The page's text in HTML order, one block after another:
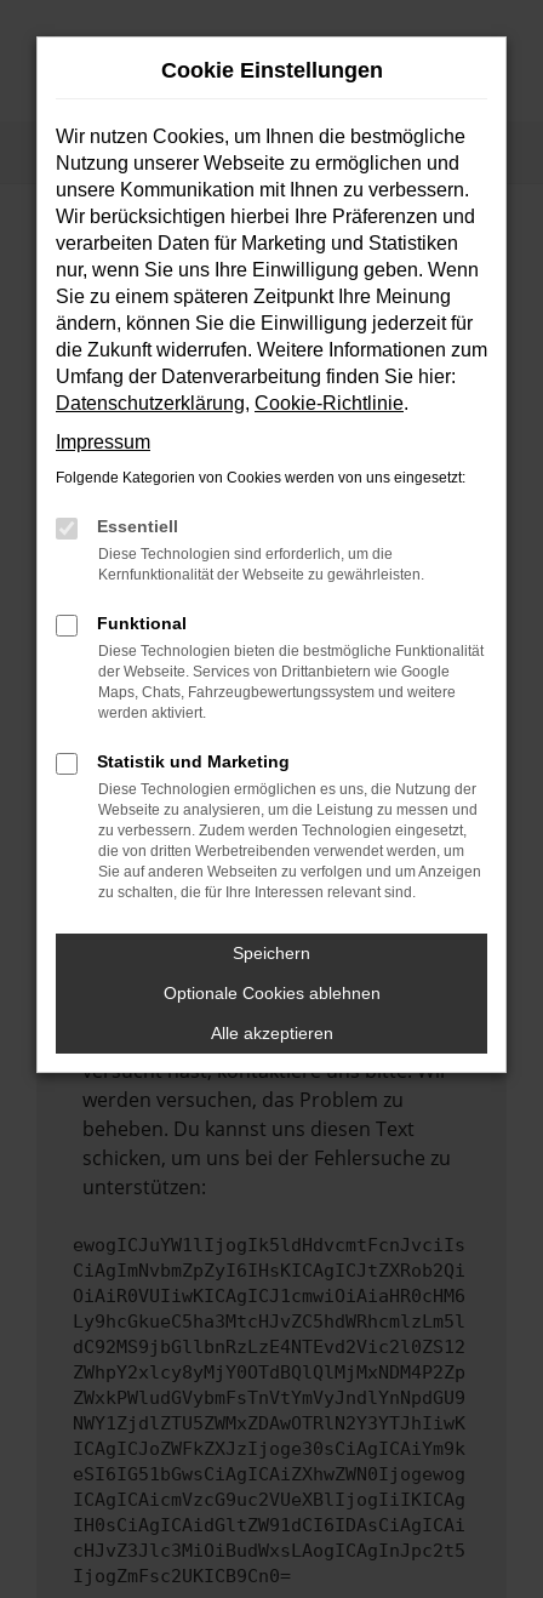
Zum
Startseite Fahrzeugsuche
FEHLER: NETWORK ERROR
Beim Laden ist ein Fehler aufgetreten.
Hier sind ein paar Tipps, die dir helfen können:
Überprüfe deine Firewall und deine
Internetverbindung.
Laden andere Webseiten, zum Beispiel
deine Suchmaschine?
Prüfe deine Browsererweiterungen.
Manche Erweiterungen, wie Werbeblocker,
können das Laden bestimmter Seiten
anderen Browser oder in einem privaten
Fenster?
Starte dein Gerät neu.
vorübergehende Probleme zu beheben.
Stelle sicher, dass dein Browser und dein
Betriebssystem auf dem neuesten Stand
sind.
Veraltete Software birgt nicht nur ein
führen, dass bestimmte Funktionen nicht
Wende dich an den Webseitenbetreiber.
Wenn du alle oben genannten Schritte
versucht hast, kontaktiere uns bitte. Wir
werden versuchen, das Problem zu
beheben. Du kannst uns diesen Text
schicken, um uns bei der Fehlersuche zu
unterstützen:
ewogICJuYW1lIjogIk5ldHdvcmtFcnJvciIs
CiAgImNvbmZpZyI6IHsKICAgICJtZXRob2Qi
OiAiR0VUIiwKICAgICJ1cmwiOiAiaHR0cHM6
Ly9hcGkueC5ha3MtcHJvZC5hdWRhcmlzLm5l
dC92MS9jbGllbnRzLzE4NTEvd2Vic2l0ZS12
ZWhpY2xlcy8yMjY0OTdBQlQlMjMxNDM4P2Zp
ZWxkPWludGVybmFsTnVtYmVyJndlYnNpdGU9
NWY1ZjdlZTU5ZWMxZDAwOTRlN2Y3YTJhIiwK
ICAgICJoZWFkZXJzIjoge30sCiAgICAiYm9k
eSI6IG51bGwsCiAgICAiZXhwZWN0Ijogewog
ICAgICAicmVzcG9uc2VUeXBlIjogIiIKICAg
IH0sCiAgICAidGltZW91dCI6IDAsCiAgICAi
cHJvZ3Jlc3MiOiBudWxsLAogICAgInJpc2t5
IjogZmFsc2UKICB9Cn0=
Cookie Einstellungen
Wir nutzen Cookies, um Ihnen die bestmögliche
Nutzung unserer Webseite zu ermöglichen und
unsere Kommunikation mit Ihnen zu verbessern.
Wir berücksichtigen hierbei Ihre Präferenzen und
verarbeiten Daten für Marketing und Statistiken
nur, wenn Sie uns Ihre Einwilligung geben. Wenn
Sie zu einem späteren Zeitpunkt Ihre Meinung
ändern, können Sie die Einwilligung jederzeit für
die Zukunft widerrufen. Weitere Informationen zum
Umfang der Datenverarbeitung finden Sie hier:
Datenschutzerklärung, Cookie-Richtlinie.
Impressum
Folgende Kategorien von Cookies werden von uns eingesetzt:
Essentiell
Diese Technologien sind erforderlich, um die
Kernfunktionalität der Webseite zu gewährleisten.
Funktional
Diese Technologien bieten die bestmögliche Funktionalität
der Webseite. Services von Drittanbietern wie Google
Maps, Chats, Fahrzeugbewertungssystem und weitere
werden aktiviert.
Statistik und Marketing
Diese Technologien ermöglichen es uns, die Nutzung der
Webseite zu analysieren, um die Leistung zu messen und
zu verbessern. Zudem werden Technologien eingesetzt,
die von dritten Werbetreibenden verwendet werden, um
Sie auf anderen Webseiten zu verfolgen und um Anzeigen
zu schalten, die für Ihre Interessen relevant sind.
Speichern
Optionale Cookies ablehnen
Alle akzeptieren